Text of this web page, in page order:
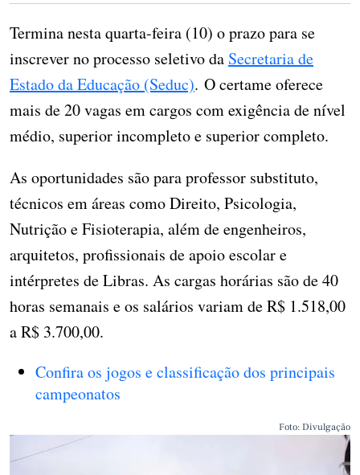
Termina nesta quarta-feira (10) o prazo para se
inscrever no processo seletivo da Secretaria de
Estado da Educação (Seduc). O certame oferece
mais de 20 vagas em cargos com exigência de nível
médio, superior incompleto e superior completo.
As oportunidades são para professor substituto,
técnicos em áreas como Direito, Psicologia,
Nutrição e Fisioterapia, além de engenheiros,
arquitetos, profissionais de apoio escolar e
intérpretes de Libras. As cargas horárias são de 40
horas semanais e os salários variam de R$ 1.518,00
a R$ 3.700,00.
Confira os jogos e classificação dos principais
campeonatos
Foto: Divulgação